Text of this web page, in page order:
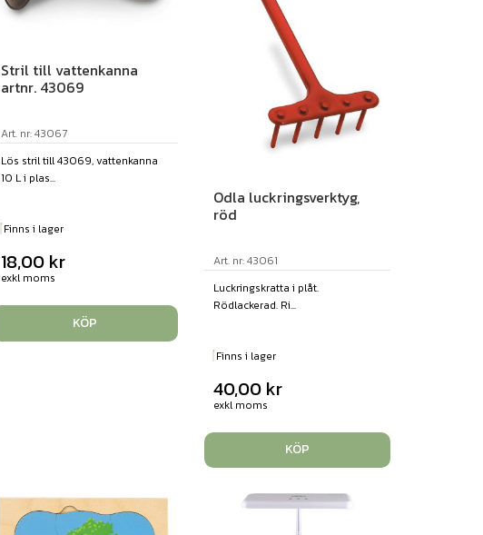
Stril till vattenkanna
artnr. 43069
Art. nr: 43067
Lös stril till 43069, vattenkanna
10 L i plas...
Finns i lager
18,00 kr
exkl moms
KÖP
Odla luckringsverktyg,
röd
Art. nr: 43061
Luckringskratta i plåt.
Rödlackerad. Ri...
Finns i lager
40,00 kr
exkl moms
KÖP